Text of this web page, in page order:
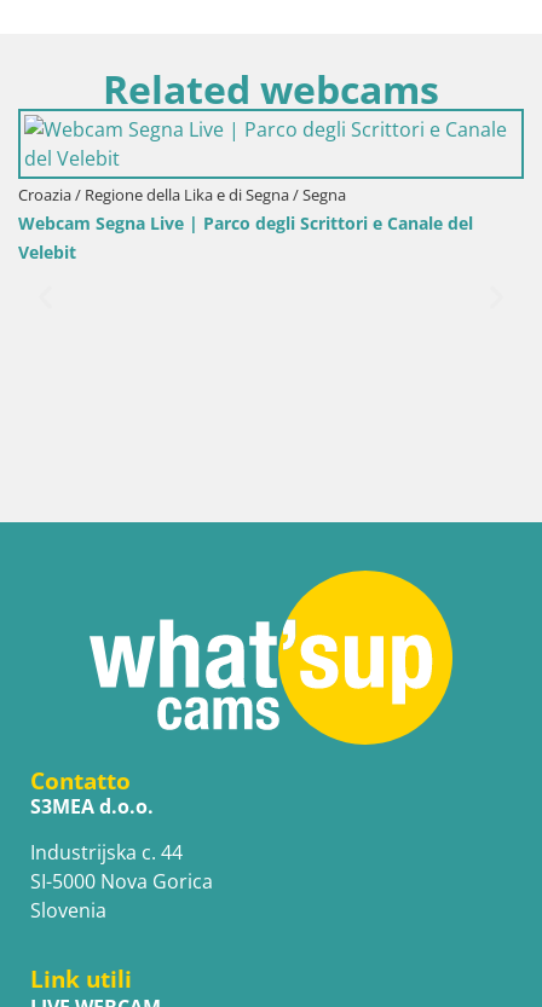
Related webcams
e Canale del
Slovenia / Savinjska / Velenje
Webcam Lago di Velenje – Spiaggia
Contatto
S3MEA d.o.o.
Industrijska c. 44
SI-5000 Nova Gorica
Slovenia
Link utili